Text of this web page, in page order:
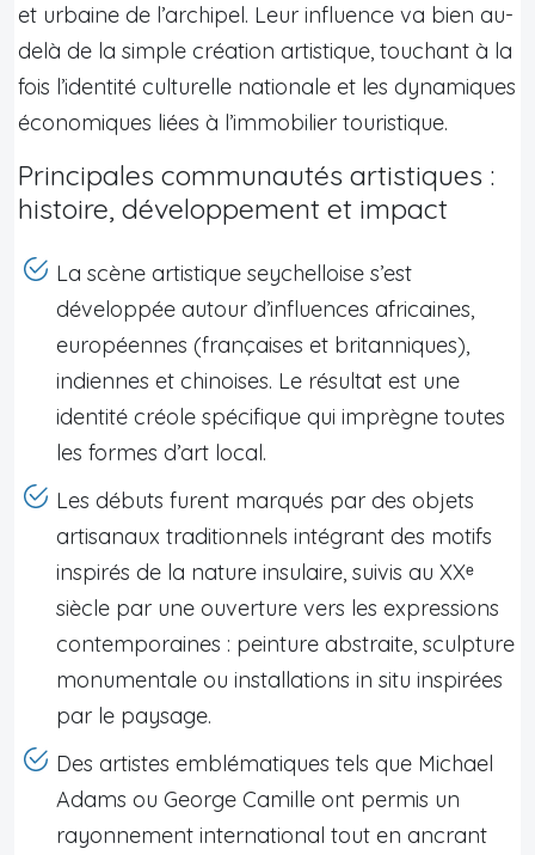
et urbaine de l’archipel. Leur influence va bien au-
delà de la simple création artistique, touchant à la
fois l’identité culturelle nationale et les dynamiques
économiques liées à l’immobilier touristique.
Principales communautés artistiques :
histoire, développement et impact
La scène artistique seychelloise s’est
développée autour d’influences africaines,
européennes (françaises et britanniques),
indiennes et chinoises. Le résultat est une
identité créole spécifique qui imprègne toutes
les formes d’art local.
Les débuts furent marqués par des objets
artisanaux traditionnels intégrant des motifs
inspirés de la nature insulaire, suivis au XXᵉ
siècle par une ouverture vers les expressions
contemporaines : peinture abstraite, sculpture
monumentale ou installations in situ inspirées
par le paysage.
Des artistes emblématiques tels que Michael
Adams ou George Camille ont permis un
rayonnement international tout en ancrant